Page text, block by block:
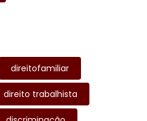
direitofamiliar
direito trabalhista